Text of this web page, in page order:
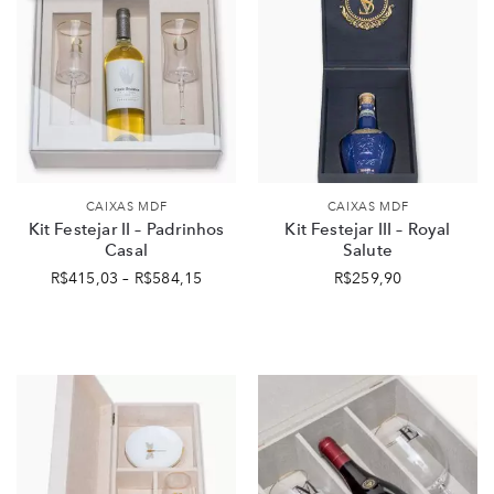
CAIXAS MDF
Kit Festejar II – Padrinhos
Casal
R$415,03 – R$584,15
CAIXAS MDF
Kit Festejar III – Royal
Salute
R$259,90